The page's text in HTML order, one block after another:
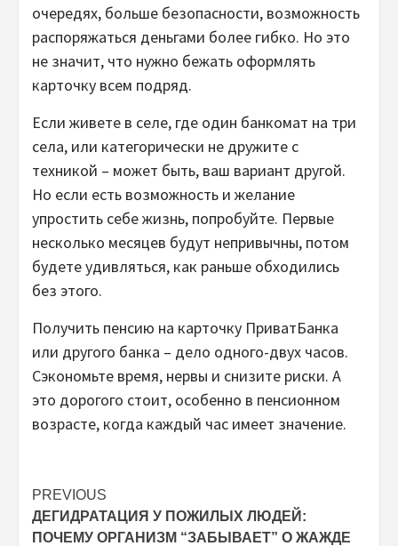
очередях, больше безопасности, возможность
распоряжаться деньгами более гибко. Но это
не значит, что нужно бежать оформлять
карточку всем подряд.
Если живете в селе, где один банкомат на три
села, или категорически не дружите с
техникой – может быть, ваш вариант другой.
Но если есть возможность и желание
упростить себе жизнь, попробуйте. Первые
несколько месяцев будут непривычны, потом
будете удивляться, как раньше обходились
без этого.
Получить пенсию на карточку ПриватБанка
или другого банка – дело одного-двух часов.
Сэкономьте время, нервы и снизите риски. А
это дорогого стоит, особенно в пенсионном
возрасте, когда каждый час имеет значение.
Post
navigation
PREVIOUS
ДЕГИДРАТАЦИЯ У ПОЖИЛЫХ ЛЮДЕЙ:
ПОЧЕМУ ОРГАНИЗМ “ЗАБЫВАЕТ” О ЖАЖДЕ